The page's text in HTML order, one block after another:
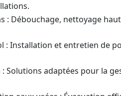
: Débouchage, nettoyage
: Installation et entretien de
Solutions adaptées pour la